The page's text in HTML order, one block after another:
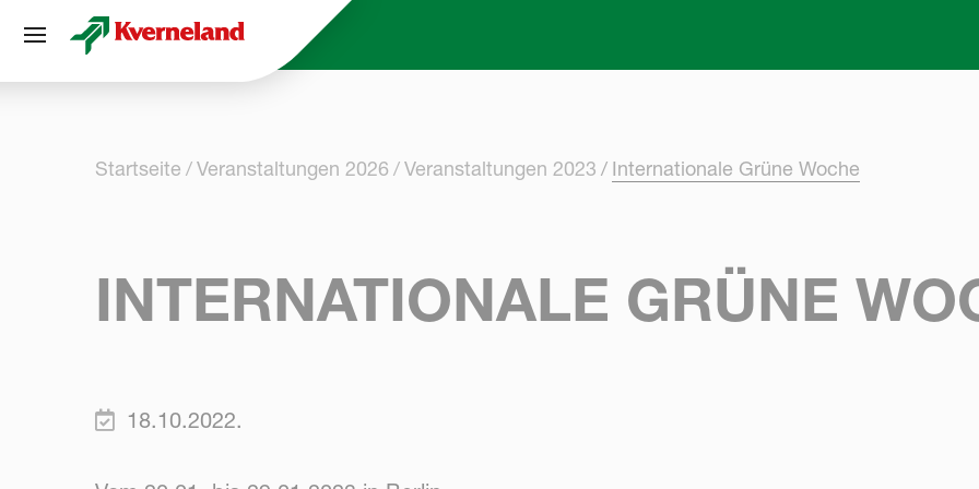
Startseite Veranstaltungen 2026 Veranstaltungen 2023 Internationale Grüne Woche
INTERNATIONALE GRÜNE
18.10.2022.
Cookie-Einstellungen